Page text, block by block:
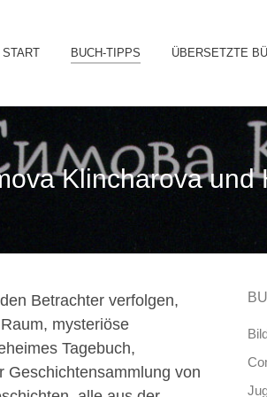
START BUCH-TIPPS ÜBERSETZTE
Klincharova und
Betrachter verfolgen,
mysteriöse
Tagebuch,
Geschichtensammlung von